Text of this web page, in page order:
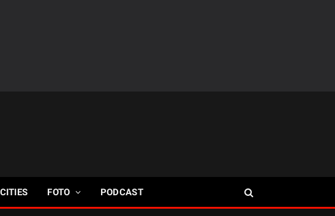
FOTO PODCAST